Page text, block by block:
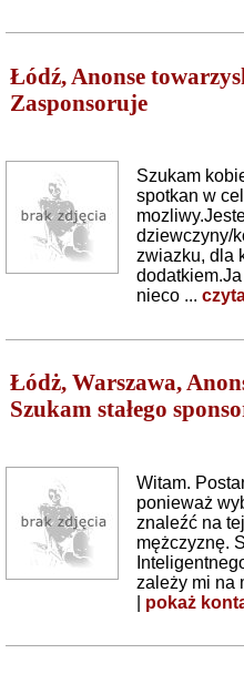
Łódź, Anonse
Zasponsoruje
Szukam
spotkan w
dziewczyny/
zwiazku, dla
nieco ...
Łódż, Warszawa,
Szukam stałego
Witam.
ponieważ
znaleźć na
mężczyznę.
zależy mi na
pokaż